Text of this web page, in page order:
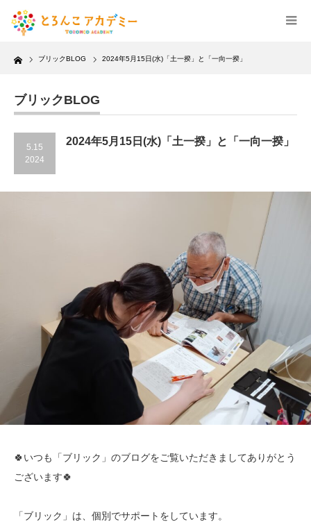
Home ブリックBLOG 2024年5月15日(水)「土一揆」と「一向一揆」
ブリックBLOG
5.15
2024
2024年5月15日(水)「土一揆」と「一向一揆」
🍀いつも「ブリック」のブログをご覧いただきましてありがとう
ございます🍀
「ブリック」は、個別でサポートをしています。